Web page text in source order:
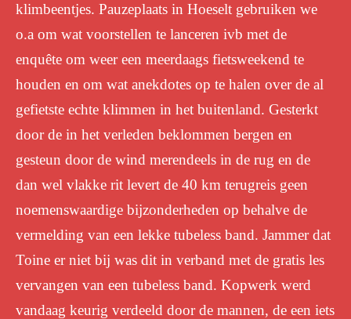
klimbeentjes. Pauzeplaats in Hoeselt gebruiken we
o.a om wat voorstellen te lanceren ivb met de
enquête om weer een meerdaags fietsweekend te
houden en om wat anekdotes op te halen over de al
gefietste echte klimmen in het buitenland. Gesterkt
door de in het verleden beklommen bergen en
gesteun door de wind merendeels in de rug en de
dan wel vlakke rit levert de 40 km terugreis geen
noemenswaardige bijzonderheden op behalve de
vermelding van een lekke tubeless band. Jammer dat
Toine er niet bij was dit in verband met de gratis les
vervangen van een tubeless band. Kopwerk werd
vandaag keurig verdeeld door de mannen, de een iets